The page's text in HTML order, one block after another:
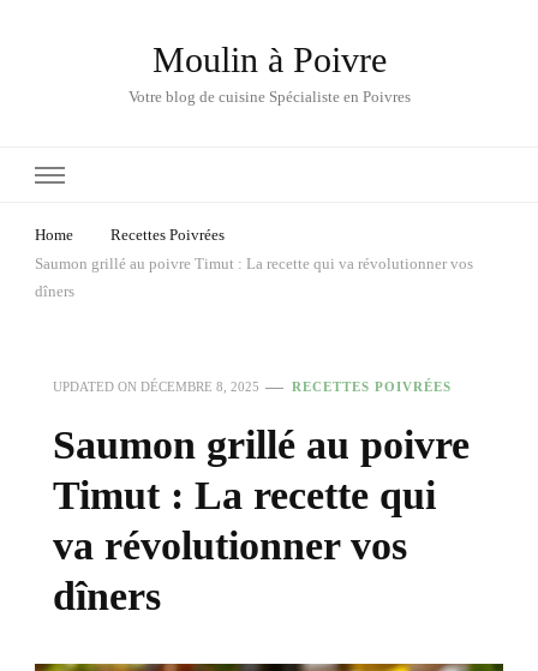
Moulin à Poivre
Votre blog de cuisine Spécialiste en Poivres
Home
Recettes Poivrées
Saumon grillé au poivre Timut : La recette qui va révolutionner vos
dîners
UPDATED ON DÉCEMBRE 8, 2025 RECETTES POIVRÉES
Saumon grillé au poivre
Timut : La recette qui
va révolutionner vos
dîners